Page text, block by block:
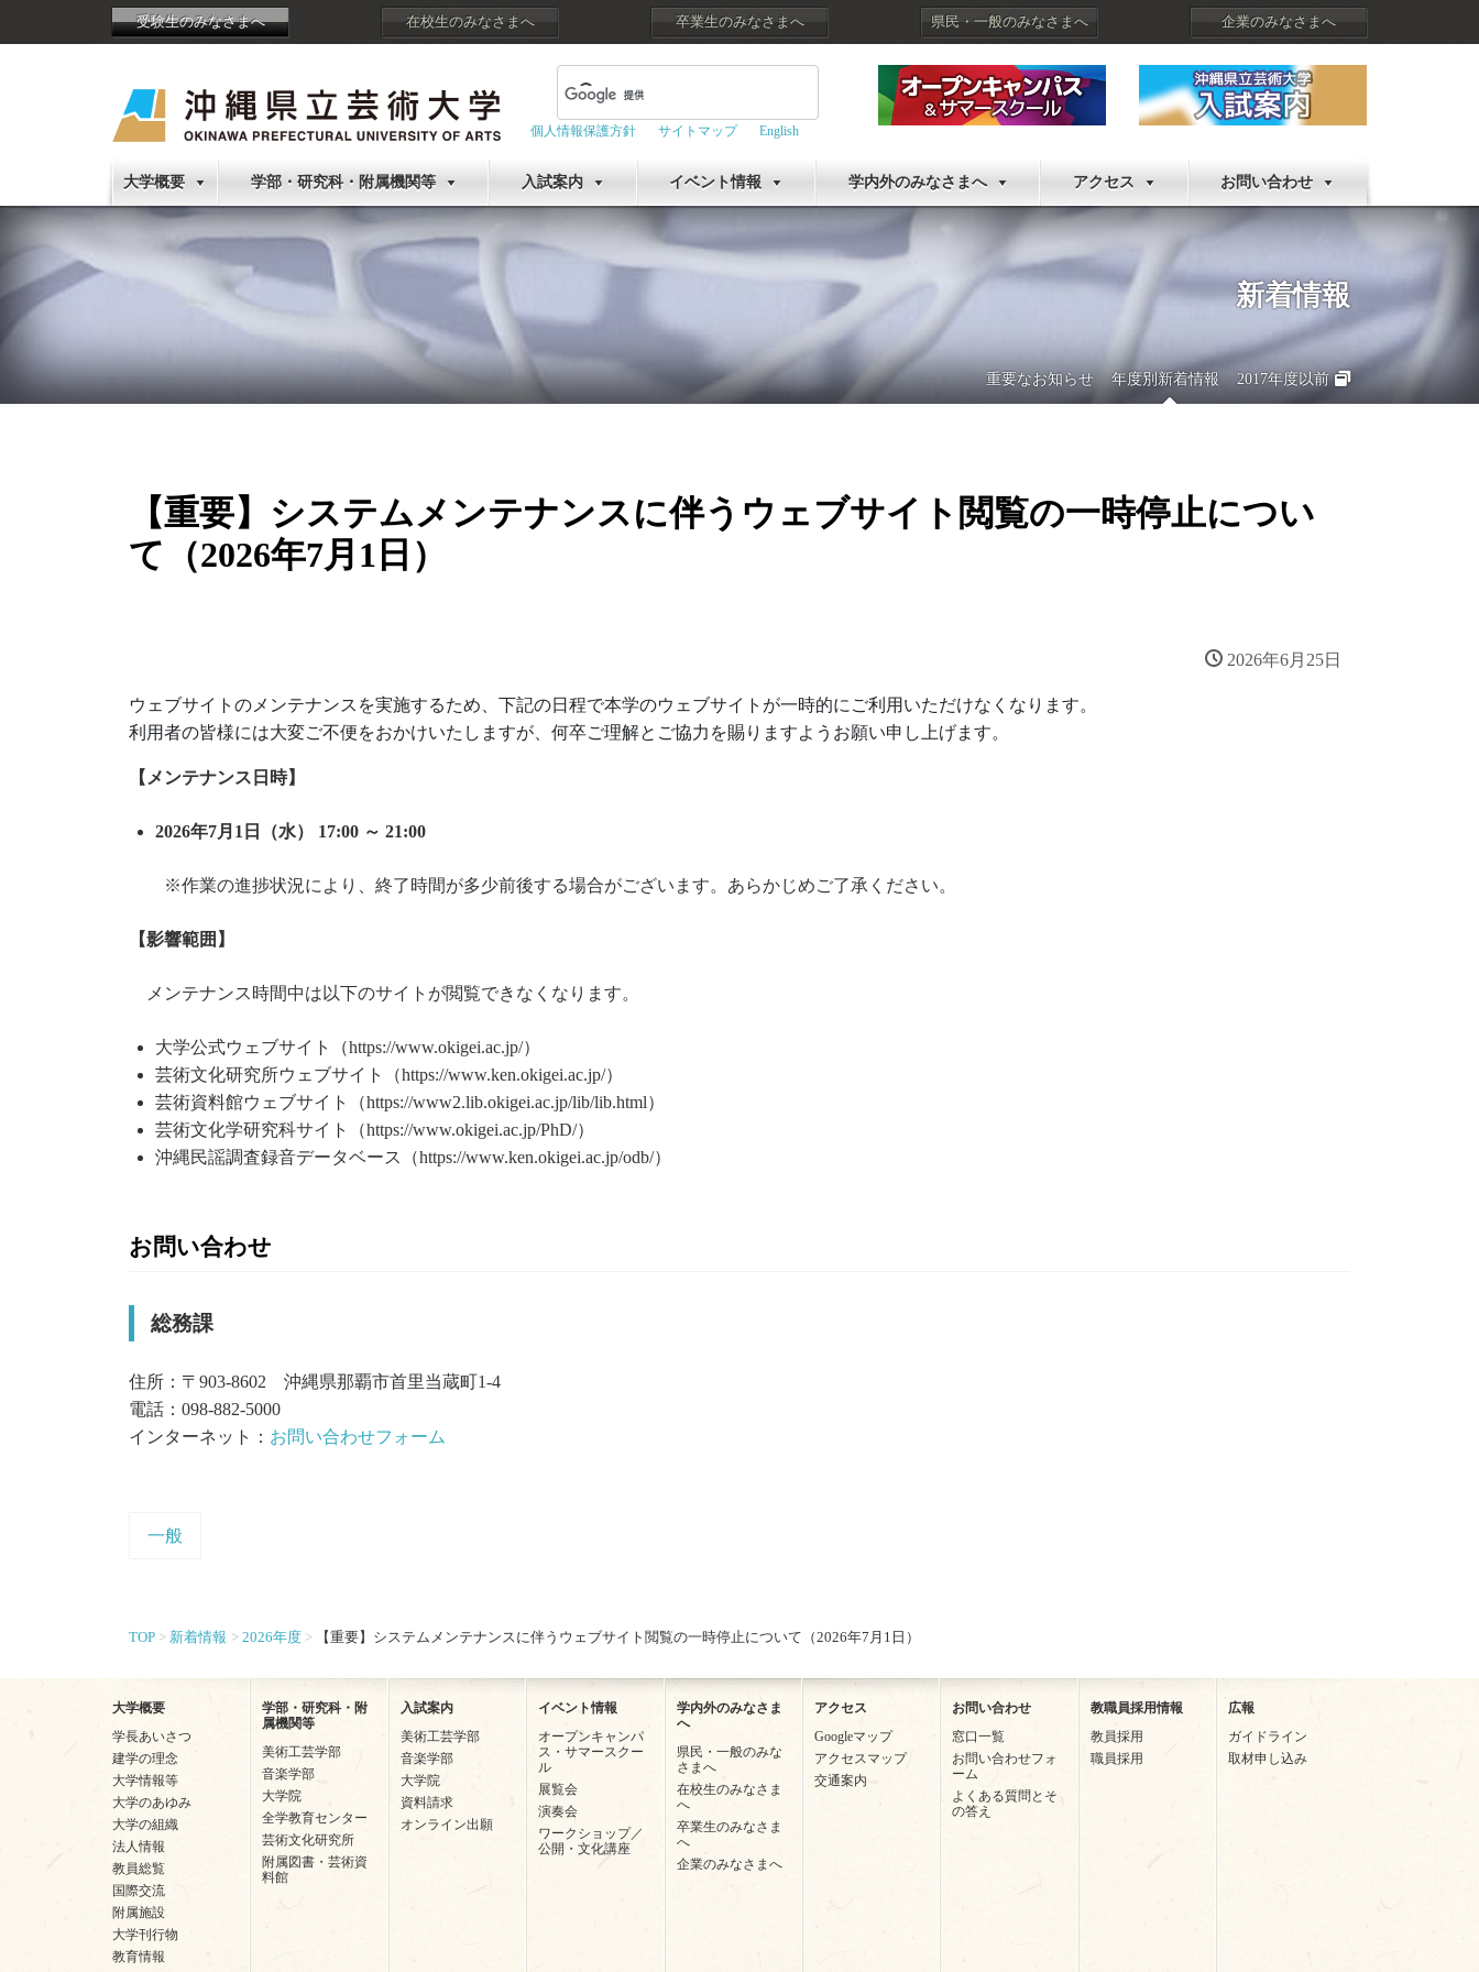
受験生のみなさまへ 在校生のみなさまへ 卒業生のみなさまへ 県民・一般のみなさまへ 企業のみなさまへ
個人情報保護方針 サイトマップ English
大学概要 学部・研究科・附属機関等 入試案内 イベント情報 学内外のみなさまへ アクセス お問い合わせ
新着情報
重要なお知らせ 年度別新着情報 2017年度以前
【重要】システムメンテナンスに伴うウェブサイト閲覧の一時停止につい
て（2026年7月1日）
2026年6月25日
ウェブサイトのメンテナンスを実施するため、下記の日程で本学のウェブサイトが一時的にご利用いただけなくなります。
利用者の皆様には大変ご不便をおかけいたしますが、何卒ご理解とご協力を賜りますようお願い申し上げます。
【メンテナンス日時】
2026年7月1日（水） 17:00 ～ 21:00
※作業の進捗状況により、終了時間が多少前後する場合がございます。あらかじめご了承ください。
【影響範囲】
メンテナンス時間中は以下のサイトが閲覧できなくなります。
大学公式ウェブサイト（https://www.okigei.ac.jp/）
芸術文化研究所ウェブサイト（https://www.ken.okigei.ac.jp/）
芸術資料館ウェブサイト（https://www2.lib.okigei.ac.jp/lib/lib.html）
芸術文化学研究科サイト（https://www.okigei.ac.jp/PhD/）
沖縄民謡調査録音データベース（https://www.ken.okigei.ac.jp/odb/）
お問い合わせ
総務課
住所：〒903-8602 沖縄県那覇市首里当蔵町1-4
電話：098-882-5000
インターネット： お問い合わせフォーム
一般
TOP 新着情報 2026年度 【重要】システムメンテナンスに伴うウェブサイト閲覧の一時停止について（2026年7月1日）
大学概要
学長あいさつ
建学の理念
大学情報等
大学のあゆみ
大学の組織
法人情報
教員総覧
国際交流
附属施設
大学刊行物
教育情報
学部・研究科・附
属機関等
美術工芸学部
音楽学部
大学院
全学教育センター
芸術文化研究所
附属図書・芸術資
料館
入試案内
美術工芸学部
音楽学部
大学院
資料請求
オンライン出願
イベント情報
オープンキャンパ
ス・サマースクー
ル
展覧会
演奏会
ワークショップ／
公開・文化講座
学内外のみなさま
へ
県民・一般のみな
さまへ
在校生のみなさま
へ
卒業生のみなさま
へ
企業のみなさまへ
アクセス
Googleマップ
アクセスマップ
交通案内
お問い合わせ
窓口一覧
お問い合わせフォ
ーム
よくある質問とそ
の答え
教職員採用情報
教員採用
職員採用
広報
ガイドライン
取材申し込み